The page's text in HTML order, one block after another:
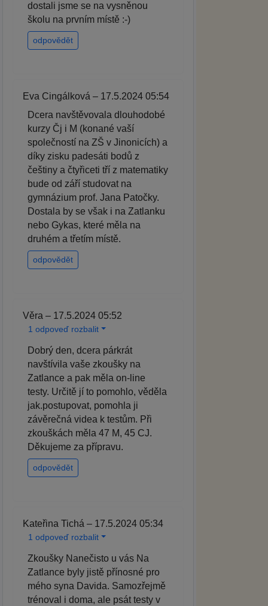
dostali jsme se na vysněnou
školu na prvním místě :-)
odpovědět
Eva Cingálková – 17.5.2024 05:54
Dcera navštěvovala dlouhodobé
kurzy Čj i M (konané vaší
společností na ZŠ v Jinonicích) a
díky zisku padesáti bodů z
češtiny a čtyřiceti tří z matematiky
bude od září studovat na
gymnázium prof. Jana Patočky.
Dostala by se však i na Zatlanku
nebo Gykas, které měla na
druhém a třetím místě.
odpovědět
Věra – 17.5.2024 05:52
1 odpoveď rozbalit
Dobrý den, dcera párkrát
navštívila vaše zkoušky na
Zatlance a pak měla on-line
testy. Určitě jí to pomohlo, věděla
jak.postupovat, pomohla ji
závěrečná videa k testům. Při
zkouškách měla 47 M, 45 CJ.
Děkujeme za přípravu.
odpovědět
Kateřina Tichá – 17.5.2024 05:34
1 odpoveď rozbalit
Zkoušky Nanečisto u vás Na
Zatlance byly jistě přínosné pro
mého syna Davida. Samozřejmě
trénoval i doma, ale psát testy v